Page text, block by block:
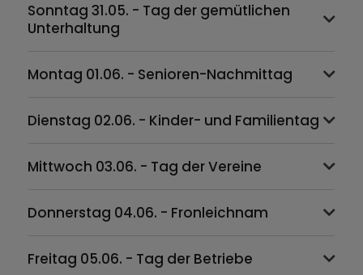
Sonntag 31.05. - Tag der gemütlichen
Unterhaltung
Montag 01.06. - Senioren-Nachmittag
Dienstag 02.06. - Kinder- und Familientag
Mittwoch 03.06. - Tag der Vereine
Donnerstag 04.06. - Fronleichnam
Freitag 05.06. - Tag der Betriebe